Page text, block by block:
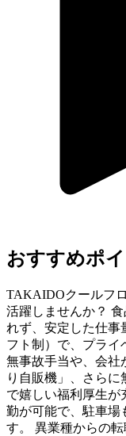
おすすめポイ
TAKAIDOクールフ
活躍しませんか？
れず、安定した仕事
フト制）で、プライ
無事故手当や、会社
り自販機」、さら
で嬉しい福利厚生が
勤が可能で、駐車場
す。 異業種からの